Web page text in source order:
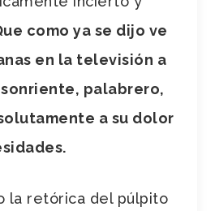
como ya se dijo ve
en la televisión a
palabrero,
a su dolor
la retórica del púlpito